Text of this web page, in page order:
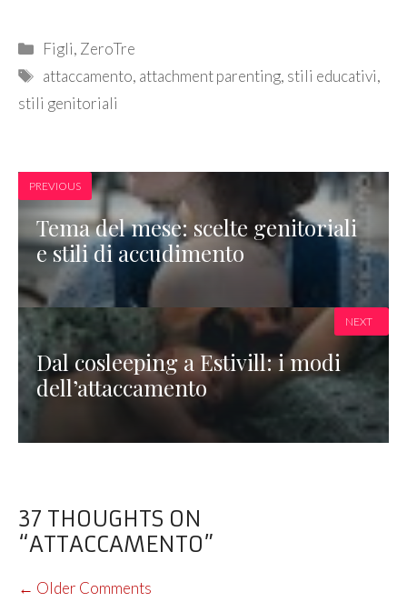
Categories
Figli, ZeroTre
Tags
attaccamento, attachment parenting, stili educativi,
stili genitoriali
PREVIOUS
Tema del mese: scelte genitoriali
e stili di accudimento
Dal cosleeping a Estivill: i modi
dell’attaccamento
NEXT
37 THOUGHTS ON
“ATTACCAMENTO”
COMMENT
← Older Comments